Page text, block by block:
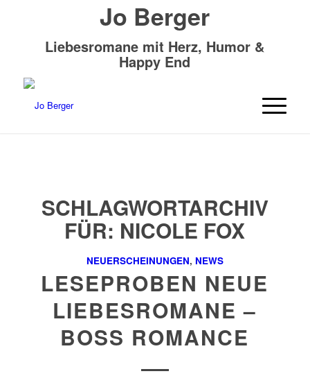
Jo Berger
Liebesromane mit Herz, Humor &
Happy End
SCHLAGWORTARCHIV
FÜR: NICOLE FOX
NEUERSCHEINUNGEN, NEWS
LESEPROBEN NEUE
LIEBESROMANE –
BOSS ROMANCE